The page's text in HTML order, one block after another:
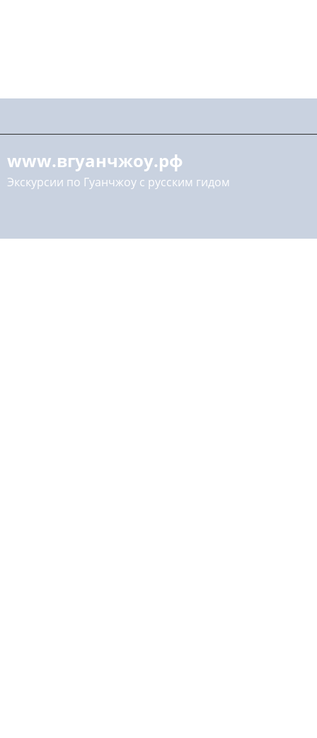
www.вгуанчжоу.рф
Экскурсии по Гуанчжоу с русским гидом